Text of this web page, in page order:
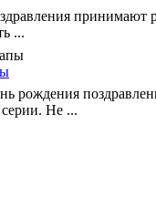
...
рождения
Не ...